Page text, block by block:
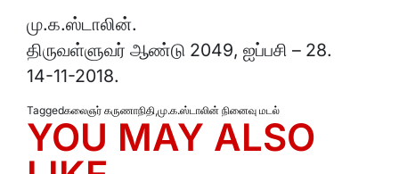
மு.க.ஸ்டாலின்.
திருவள்ளுவர் ஆண்டு 2049, ஐப்பசி – 28.
14-11-2018.
Taggedகலைஞர் கருணாநிதி,மு.க.ஸ்டாலின் நினைவு மடல்
YOU MAY ALSO